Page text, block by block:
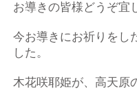
お導きの皆様どうぞ宜
今お導きにお祈りをし
した。
木花咲耶姫が、高天原